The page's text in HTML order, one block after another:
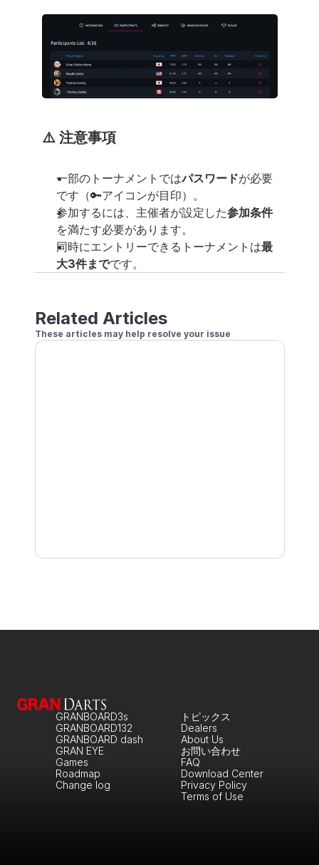
⚠️ 注意事項
一部のトーナメントではパスワードが必要
です（🔑アイコンが目印）。
参加するには、主催者が設定した参加条件
を満たす必要があります。
同時にエントリーできるトーナメントは最
大3件までです。
Related Articles
These articles may help resolve your issue
GRANBOARD3s
GRANBOARD132
GRANBOARD dash
GRAN EYE
Games
Roadmap
Change log
About Us
トピックス
Dealers
お問い合わせ
FAQ
Download Center
Privacy Policy
Terms of Use